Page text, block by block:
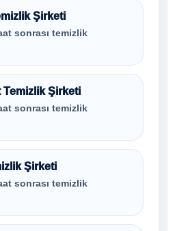
Şirketi
sonrası temizlik
Şirketi
sonrası temizlik
Şirketi
sonrası temizlik